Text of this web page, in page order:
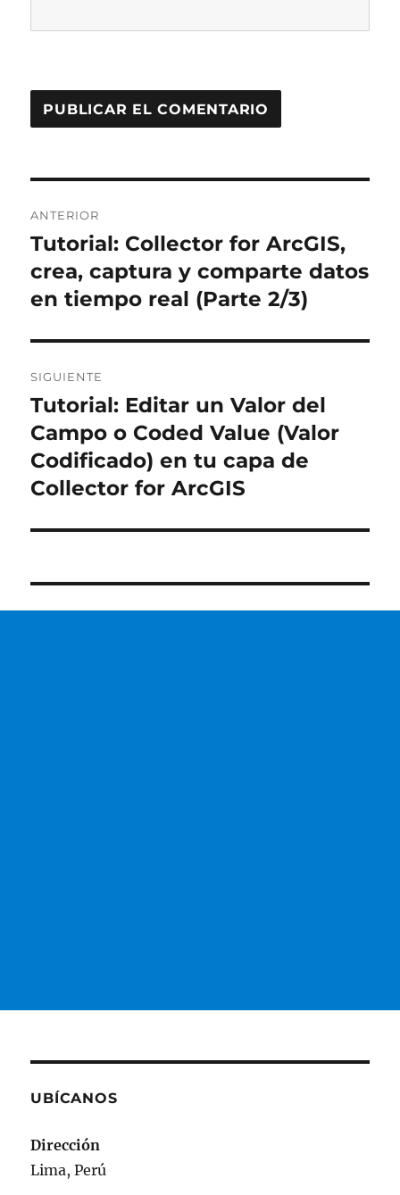
de
entradas
ANTERIOR
Entrada
anterior:
Tutorial: Collector for ArcGIS,
crea, captura y comparte datos
en tiempo real (Parte 2/3)
SIGUIENTE
Entrada
siguiente:
Tutorial: Editar un Valor del
Campo o Coded Value (Valor
Codificado) en tu capa de
Collector for ArcGIS
UBÍCANOS
Dirección
Lima, Perú